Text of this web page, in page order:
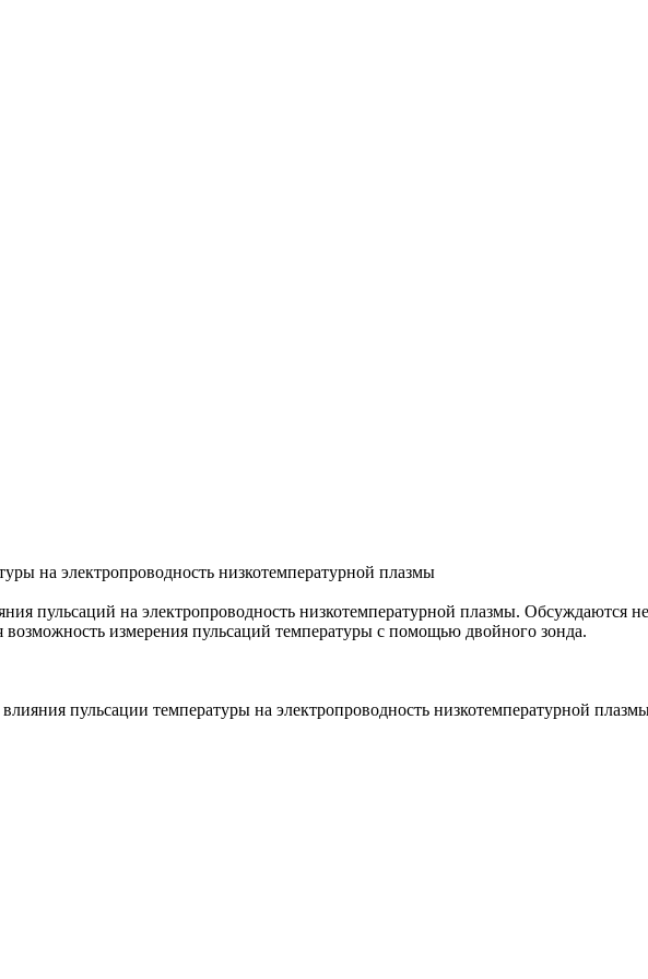
на электропроводность низкотемпературной плазмы
пульсаций на электропроводность низкотемпературной плазмы. Обсуждаются
возможность измерения пульсаций температуры с помощью двойного зонда.
пульсации температуры на электропроводность низкотемпературной